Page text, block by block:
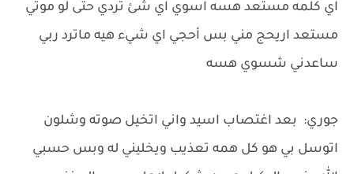
اي كلمه مستعد هسه اسوي اي شئ تردي حتى لو موتي
مستعد اريحج مني بس أحجي اي شيء هيه ماترد ربي
ساعدني شسوي هسه
جوري: بعد اغتصاب اسيد واني اتخيل صوته وشلون
اتوسل بي هو كل همه تعذيب ويخليني له وبس حسبي